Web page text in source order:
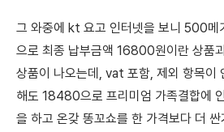
그 와중에 kt 요고 인터넷을 보니 500메
으로 최종 납부금액 16800원이란 상품
상품이 나오는데, vat 포함, 제외 항목이
해도 18480으로 프리미엄 가족결합에
을 하고 온갖 똥꼬쇼를 한 가격보다 더